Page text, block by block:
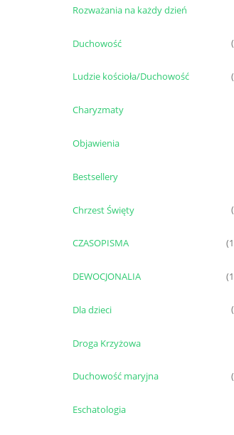
Rozważania na każdy dzień
Duchowość
Ludzie kościoła/Duchowość
Charyzmaty
Objawienia
Bestsellery
Chrzest Święty
CZASOPISMA
DEWOCJONALIA
Dla dzieci
Droga Krzyżowa
Duchowość maryjna
Eschatologia